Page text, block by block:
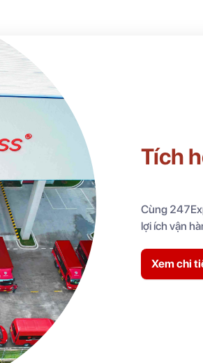
Tích
Cùng
lợi ích vận
Xem chi